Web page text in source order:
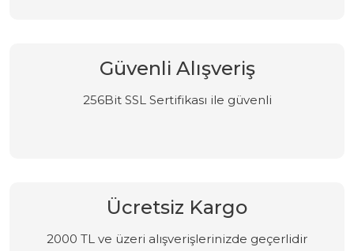
Güvenli Alışveriş
256Bit SSL Sertifikası ile güvenli
Ücretsiz Kargo
2000 TL ve üzeri alışverişlerinizde geçerlidir